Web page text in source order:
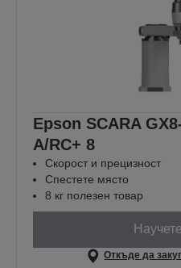
Epson SCARA
A/RC+ 8
Скорост и прецизност
Спестете място
8 кг полезен товар
Откъде да